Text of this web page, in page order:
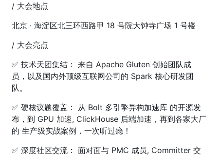
/ 大会地点
北京 · 海淀区北三环西路甲 18 号院大钟寺广场 1 号楼
/ 大会亮点
✅ 技术天团集结： 来自 Apache Gluten 创始团队成
员，以及国内外顶级互联网公司的 Spark 核心研发团
队。
✅ 硬核议题覆盖： 从 Bolt 多引擎异构加速库 的开源发
布，到 GPU 加速, ClickHouse 后端加速，再到各家大厂
的 生产级实战案例，一次听过瘾！
✅ 深度社区交流： 面对面与 PMC 成员, Committer 交